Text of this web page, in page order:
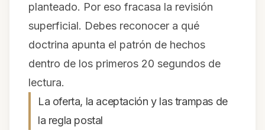
planteado. Por eso fracasa la revisión
superficial. Debes reconocer a qué
doctrina apunta el patrón de hechos
dentro de los primeros 20 segundos de
lectura.
La oferta, la aceptación y las trampas de
la regla postal